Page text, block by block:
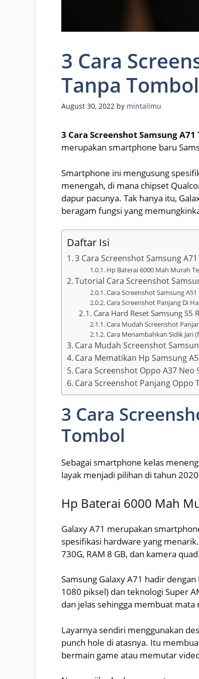
3 Cara
Tanpa Tombol
August 30, 2022 by mintailmu
3 Cara Screenshot Samsung
merupakan smartphone baru
Smartphone ini mengusung
menengah, di mana chipset
dapur pacunya. Tak hanya itu,
beragam fungsi yang
Daftar Isi
3 Cara Screenshot Samsung
Hp Baterai 6000 Mah Murah
Tutorial Cara Screenshot
Cara Screenshot Samsung
Cara Screenshot Panjang Di
Cara Hard Reset Samsung S5
Cara Mudah Screenshot
Cara Menambahkan Sidik Jari
Cara Mudah Screenshot
Cara Mematikan Hp Samsung
Cara Screenshot Oppo A37 Neo
Cara Screenshot Panjang Oppo
3 Cara
Tombol
Sebagai smartphone kelas
layak menjadi pilihan di tahun
Hp Baterai 6000 Mah
Galaxy A71 merupakan
spesifikasi hardware yang
730G, RAM 8 GB, dan kamera
Samsung Galaxy A71 hadir
1080 piksel) dan teknologi Super
dan jelas sehingga membuat
Layarnya sendiri menggunakan
punch hole di atasnya. Itu
bermain game atau memutar